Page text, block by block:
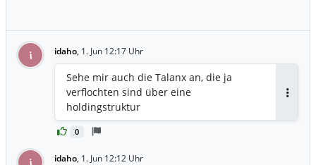
i idaho, 1. Jun 12:17 Uhr
0
Sehe mir auch die Talanx an, die ja
verflochten sind über eine
holdingstruktur
i idaho, 1. Jun 12:12 Uhr